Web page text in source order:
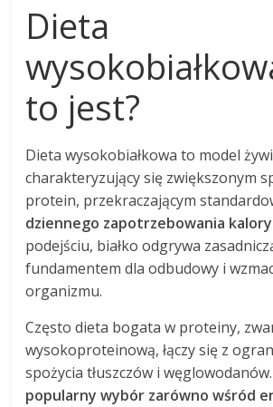
Dieta
to jest?
Dieta wysokobiałkowa to model
charakteryzujący się zwiększonym
protein, przekraczającym
dziennego zapotrzebowania
podejściu, białko odgrywa
fundamentem dla odbudowy i
organizmu.
Często dieta bogata w proteiny,
wysokoproteinową, łączy się z
spożycia tłuszczów i węglowodanów.
popularny wybór zarówno wśród